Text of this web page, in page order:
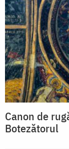
Canon de
Botezătorul